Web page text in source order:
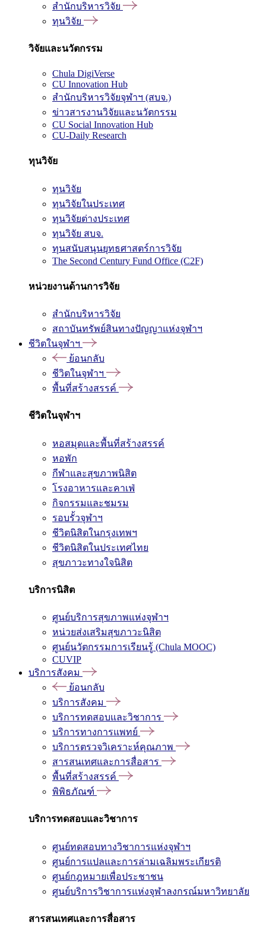
สำนักบริหารวิจัย
ทุนวิจัย
วิจัยและนวัตกรรม
Chula DigiVerse
CU Innovation Hub
สำนักบริหารวิจัยจุฬาฯ (สบจ.)
ข่าวสารงานวิจัยและนวัตกรรม
CU Social Innovation Hub
CU-Daily Research
ทุนวิจัย
ทุนวิจัย
ทุนวิจัยในประเทศ
ทุนวิจัยต่างประเทศ
ทุนวิจัย สบจ.
ทุนสนับสนุนยุทธศาสตร์การวิจัย
The Second Century Fund Office (C2F)
หน่วยงานด้านการวิจัย
สำนักบริหารวิจัย
สถาบันทรัพย์สินทางปัญญาแห่งจุฬาฯ
ชีวิตในจุฬาฯ
ย้อนกลับ
ชีวิตในจุฬาฯ
พื้นที่สร้างสรรค์
ชีวิตในจุฬาฯ
หอสมุดและพื้นที่สร้างสรรค์
หอพัก
กีฬาและสุขภาพนิสิต
โรงอาหารและคาเฟ่
กิจกรรมและชมรม
รอบรั้วจุฬาฯ
ชีวิตนิสิตในกรุงเทพฯ
ชีวิตนิสิตในประเทศไทย
สุขภาวะทางใจนิสิต
บริการนิสิต
ศูนย์บริการสุขภาพแห่งจุฬาฯ
หน่วยส่งเสริมสุขภาวะนิสิต
ศูนย์นวัตกรรมการเรียนรู้ (Chula MOOC)
CUVIP
บริการสังคม
ย้อนกลับ
บริการสังคม
บริการทดสอบและวิชาการ
บริการทางการแพทย์
บริการตรวจวิเคราะห์คุณภาพ
สารสนเทศและการสื่อสาร
พื้นที่สร้างสรรค์
พิพิธภัณฑ์
บริการทดสอบและวิชาการ
ศูนย์ทดสอบทางวิชาการแห่งจุฬาฯ
ศูนย์การแปลและการล่ามเฉลิมพระเกียรติ
ศูนย์กฎหมายเพื่อประชาชน
ศูนย์บริการวิชาการแห่งจุฬาลงกรณ์มหาวิทยาลัย
สารสนเทศและการสื่อสาร